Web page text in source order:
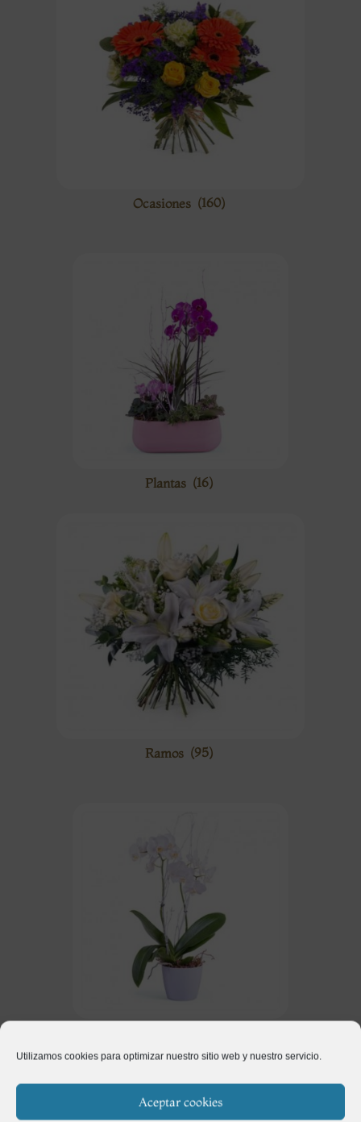
Utilizamos cookies para optimizar nuestro sitio web y nuestro servicio.
Aceptar cookies
Ocasiones (160)
Plantas (16)
Ramos (95)